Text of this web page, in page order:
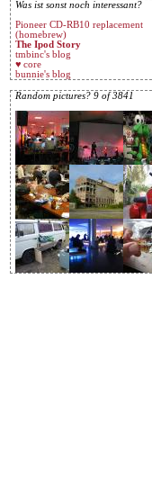
Was ist sonst noch interessant?
Pioneer CD-RB10 replacement
(homebrew)
The Ipod Story
tmbinc's blog
♥ core
bunnie's blog
Random pictures? 9 of 3841